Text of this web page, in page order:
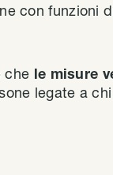
con funzioni
che le misure
legate a